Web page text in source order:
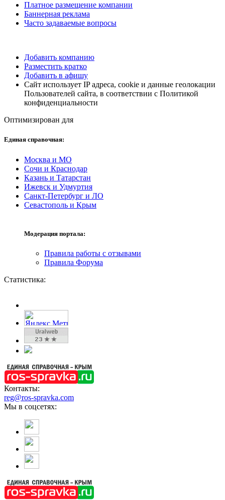
Платное размещение компании
Баннерная реклама
Часто задаваемые вопросы
Добавить компанию
Разместить кратко
Добавить в афишу
Сайт использует IP адреса, cookie и данные геолокации
Пользователей сайта, в соответствии с Политикой
конфиденциальности
Оптимизирован для
Единая справочная:
Москва и МО
Сочи и Краснодар
Казань и Татарстан
Ижевск и Удмуртия
Санкт-Петербург и ЛО
Севастополь и Крым
Модерация портала:
Правила работы с отзывами
Правила Форума
Статистика:
Контакты:
reg@ros-spravka.com
Мы в соцсетях: